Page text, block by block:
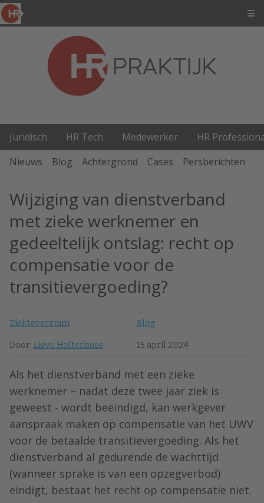
Juridisch HR Tech Medewerker
HR
Nieuws
Blog Achtergrond Cases Persberichten
Wijziging van dienstverband
met zieke werknemer en
gedeeltelijk ontslag: recht op
compensatie voor de
transitievergoeding?
Ziekteverzuim Blog
Door: Lieve Holterhues 15 april 2024
Als het dienstverband met een zieke
werknemer – nadat deze twee jaar ziek is
geweest - wordt beëindigd, kan werkgever
aanspraak maken op compensatie van het UWV
voor de betaalde transitievergoeding. Als het
dienstverband al gedurende de wachttijd
(wanneer sprake is van een opzegverbod)
eindigt, bestaat het recht op compensatie niet.